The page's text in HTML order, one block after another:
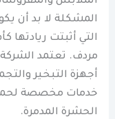
المشكلة لا بد أن
التي أثبتت
مردف. تعتمد
أجهزة التبخير
خدمات مخصصة
الحشرة المدمرة.